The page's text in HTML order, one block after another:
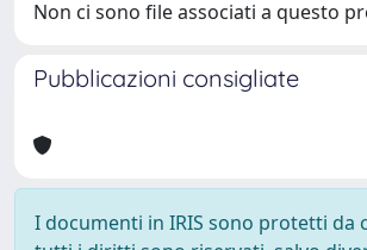
Non ci sono file associati a questo
Pubblicazioni consigliate
I documenti in IRIS sono protetti da